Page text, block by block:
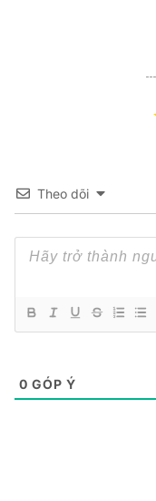
Theo dõi
0 GÓP Ý